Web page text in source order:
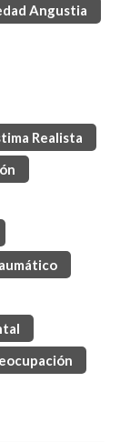
Angustia
Realista